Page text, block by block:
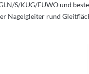
S/KUG/FUWO und
Nagelgleiter rund